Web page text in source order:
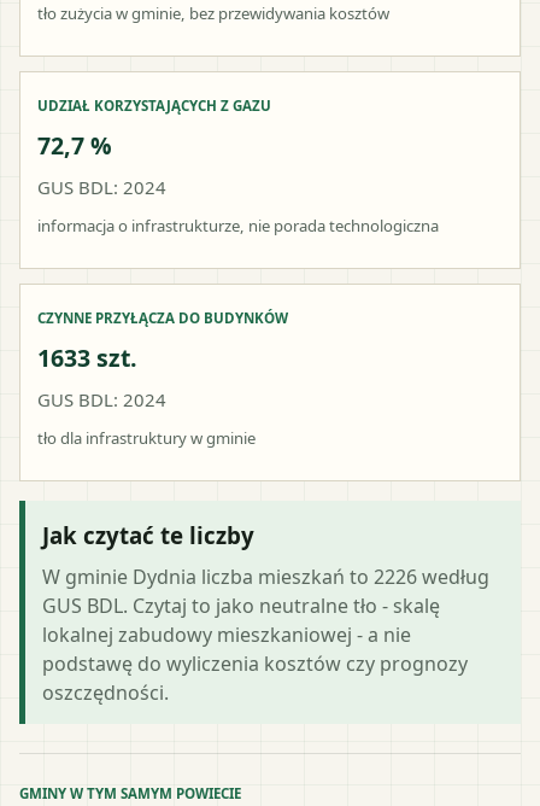
tło zużycia w gminie, bez przewidywania kosztów
UDZIAŁ KORZYSTAJĄCYCH Z GAZU
72,7 %
GUS BDL: 2024
informacja o infrastrukturze, nie porada technologiczna
CZYNNE PRZYŁĄCZA DO BUDYNKÓW
1633 szt.
GUS BDL: 2024
tło dla infrastruktury w gminie
Jak czytać te liczby
W gminie Dydnia liczba mieszkań to 2226 według
GUS BDL. Czytaj to jako neutralne tło - skalę
lokalnej zabudowy mieszkaniowej - a nie
podstawę do wyliczenia kosztów czy prognozy
oszczędności.
GMINY W TYM SAMYM POWIECIE